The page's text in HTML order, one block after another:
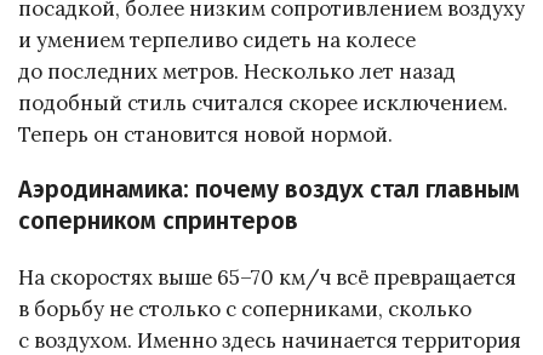
посадкой, более низким сопротивлением воздуху
и умением терпеливо сидеть на колесе
до последних метров. Несколько лет назад
подобный стиль считался скорее исключением.
Теперь он становится новой нормой.
Аэродинамика: почему воздух стал главным
соперником спринтеров
На скоростях выше 65–70 км/ч всё превращается
в борьбу не столько с соперниками, сколько
с воздухом. Именно здесь начинается территория